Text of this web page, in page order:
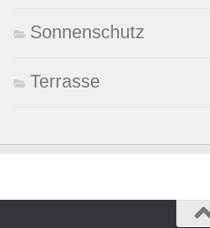
Sonnenschutz
Terrasse